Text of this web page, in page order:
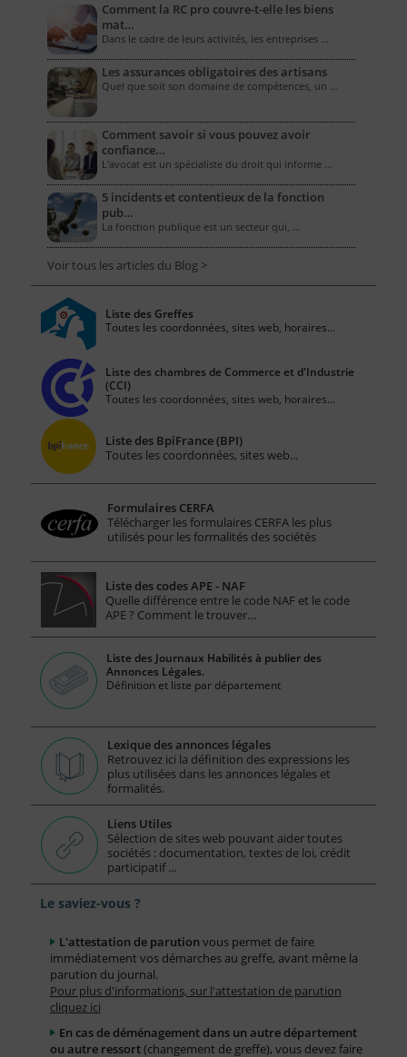
Comment la RC pro couvre-t-elle les biens
mat…
Dans le cadre de leurs activités, les entreprises …
Les assurances obligatoires des artisans
Quel que soit son domaine de compétences, un …
Comment savoir si vous pouvez avoir
confiance…
L'avocat est un spécialiste du droit qui informe …
5 incidents et contentieux de la fonction
pub…
La fonction publique est un secteur qui, …
Voir tous les articles du Blog >
Liste des Greffes
Toutes les coordonnées, sites web, horaires...
Liste des chambres de Commerce et d'Industrie
(CCI)
Toutes les coordonnées, sites web, horaires...
Liste des BpiFrance (BPI)
Toutes les coordonnées, sites web...
Formulaires CERFA
Télécharger les formulaires CERFA les plus
utilisés pour les formalités des sociétés
Liste des codes APE - NAF
Quelle différence entre le code NAF et le code
APE ? Comment le trouver…
Liste des Journaux Habilités à publier des
Annonces Légales.
Définition et liste par département
Lexique des annonces légales
Retrouvez ici la définition des expressions les
plus utilisées dans les annonces légales et
formalités.
Liens Utiles
Sélection de sites web pouvant aider toutes
sociétés : documentation, textes de loi, crédit
participatif ...
Le saviez-vous ?
L'attestation de parution vous permet de faire
immédiatement vos démarches au greffe, avant même la
parution du journal.
Pour plus d'informations, sur l'attestation de parution
cliquez ici
En cas de déménagement dans un autre département
ou autre ressort(changement de greffe), vous devez faire